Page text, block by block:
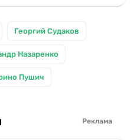
Георгий Судаков
Назаренко
Пушич
Реклама